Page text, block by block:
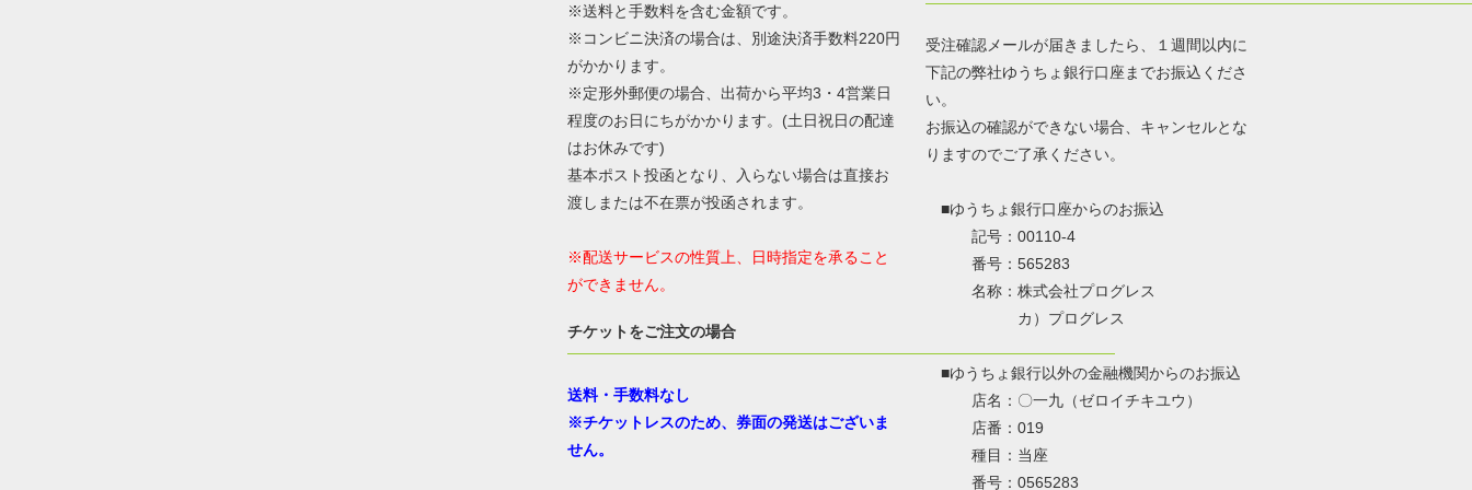
※送料と手数料を含む金額です。
※コンビニ決済の場合は、別途決済手数料220円
がかかります。
※定形外郵便の場合、出荷から平均3・4営業日
程度のお日にちがかかります。(土日祝日の配達
はお休みです)
基本ポスト投函となり、入らない場合は直接お
渡しまたは不在票が投函されます。
※配送サービスの性質上、日時指定を承ること
ができません。
チケットをご注文の場合
送料・手数料なし
※チケットレスのため、券面の発送はございま
せん。
受注確認メールが届きましたら、１週間以内に
下記の弊社ゆうちょ銀行口座までお振込くださ
い。
お振込の確認ができない場合、キャンセルとな
りますのでご了承ください。
■ゆうちょ銀行口座からのお振込
記号：00110-4
番号：565283
名称：株式会社プログレス
カ）プログレス
■ゆうちょ銀行以外の金融機関からのお振込
店名：〇一九（ゼロイチキユウ）
店番：019
種目：当座
番号：0565283